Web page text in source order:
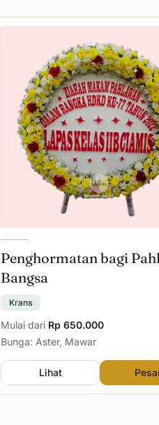
Penghormatan bagi
Bangsa
Krans
Mulai dari Rp 650.000
Bunga: Aster, Mawar
Lihat